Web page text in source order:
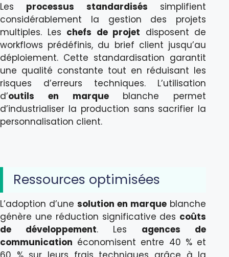
Les processus standardisés simplifient
considérablement la gestion des projets
multiples. Les chefs de projet disposent de
workflows prédéfinis, du brief client jusqu’au
déploiement. Cette standardisation garantit
une qualité constante tout en réduisant les
risques d’erreurs techniques. L’utilisation
d’outils en marqueblanche permet
d’industrialiser la production sans sacrifier la
personnalisation client.
Ressources optimisées
L’adoption d’unesolution en marque blanche
génère une réduction significative des coûts
de développement. Les agences de
communication économisent entre 40 % et